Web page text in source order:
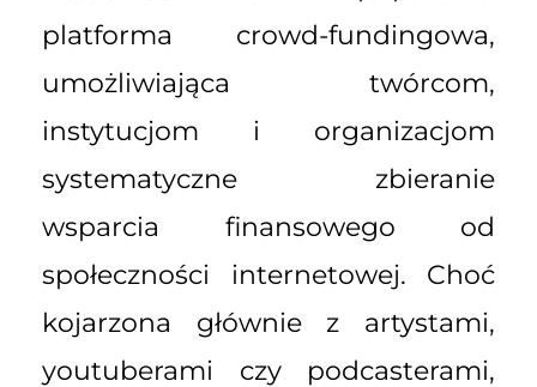
platforma crowd-fundingowa,
umożliwiająca twórcom,
instytucjom i organizacjom
systematyczne zbieranie
wsparcia finansowego od
społeczności internetowej. Choć
kojarzona głównie z artystami,
youtuberami czy podcasterami,